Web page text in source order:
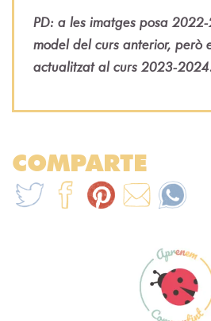
PD: a les imatges posa
model del curs anterior, però
actualitzat al curs 2023-
COMPARTE